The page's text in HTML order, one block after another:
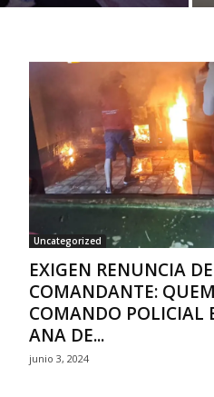
Uncategorized
EXIGEN RENUNCIA
COMANDANTE:
COMANDO POLICIAL
ANA DE...
junio 3, 2024